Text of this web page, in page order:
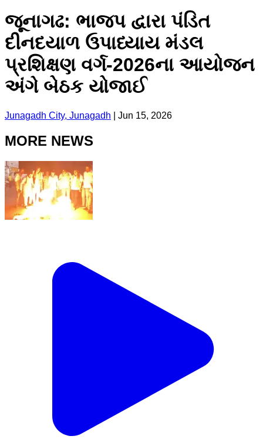
જૂનાગઢ: ભાજપ દ્વારા પંડિત
દીનદયાળ ઉપાધ્યાય મંડલ
પ્રશિક્ષણ વર્ગ-2026ના આયોજન
અંગે બેઠક યોજાઈ
Junagadh City, Junagadh Jun 15, 2026
MORE NEWS